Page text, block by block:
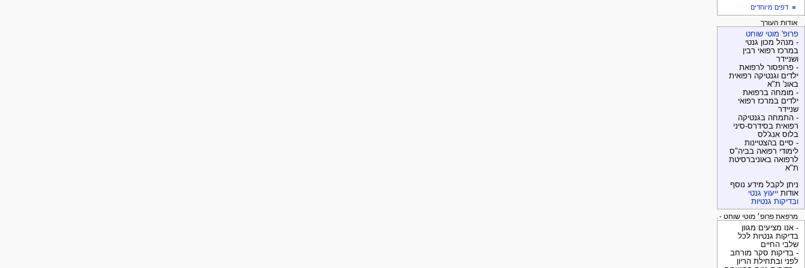
דפים מיוחדים
אודות העורך
פרופ' מוטי שוחט
- מנהל מכון גנטי
במרכז רפואי רבין
ושניידר
- פרופסור לרפואת
ילדים וגנטיקה רפואית
באונ' ת"א
- מומחה ברפואת
ילדים במרכז רפואי
שניידר
- התמחה בגנטיקה
רפואית בסידרס-סיני
בלוס אנג'לס
- סיים בהצטיינות
לימודי רפואה בביה"ס
לרפואה באוניברסיטת
ת"א
ניתן לקבל מידע נוסף
אודות ייעוץ גנטי
ובדיקות גנטיות
מרפאת פרופ׳ מוטי שוחט - בדיקות גנטיות
- אנו מציעים מגוון
בדיקות גנטיות לכל
שלבי החיים
- בדיקות סקר מורחב
לפני ובתחילת הריון